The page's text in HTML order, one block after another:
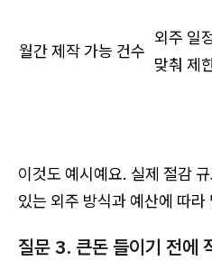
월간 제작 가능 건수
외주 일
맞춰 제
이것도 예시예요. 실제 절감
있는 외주 방식과 예산에 따라
질문 3. 큰돈 들이기 전에